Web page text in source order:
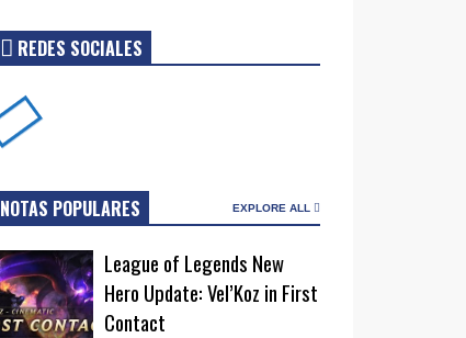
REDES SOCIALES
NOTAS POPULARES EXPLORE ALL
League of Legends New
Hero Update: Vel’Koz in First
Contact